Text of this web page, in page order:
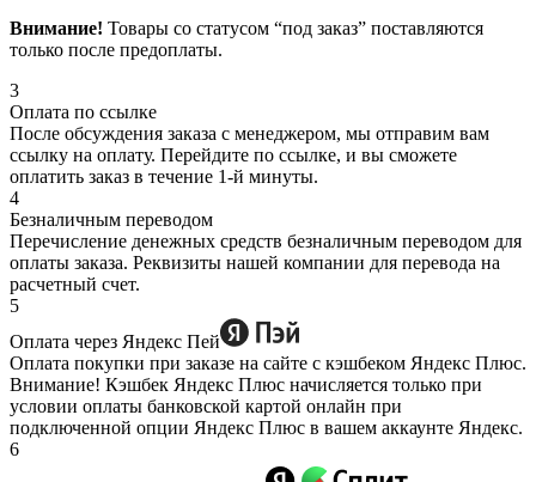
Внимание! Товары со статусом “под заказ” поставляются
только после предоплаты.
3
Оплата по ссылке
После обсуждения заказа с менеджером, мы отправим вам
ссылку на оплату. Перейдите по ссылке, и вы сможете
оплатить заказ в течение 1-й минуты.
4
Безналичным переводом
Перечисление денежных средств безналичным переводом для
оплаты заказа. Реквизиты нашей компании для перевода на
расчетный счет.
5
Оплата через Яндекс Пей
Оплата покупки при заказе на сайте с кэшбеком Яндекс Плюс.
Внимание! Кэшбек Яндекс Плюс начисляется только при
условии оплаты банковской картой онлайн при
подключенной опции Яндекс Плюс в вашем аккаунте Яндекс.
6